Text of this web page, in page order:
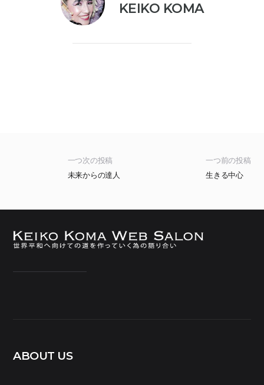
KEIKO KOMA
一つ前の投稿
生きる中心
一つ次の投稿
未来からの達人
ABOUT US